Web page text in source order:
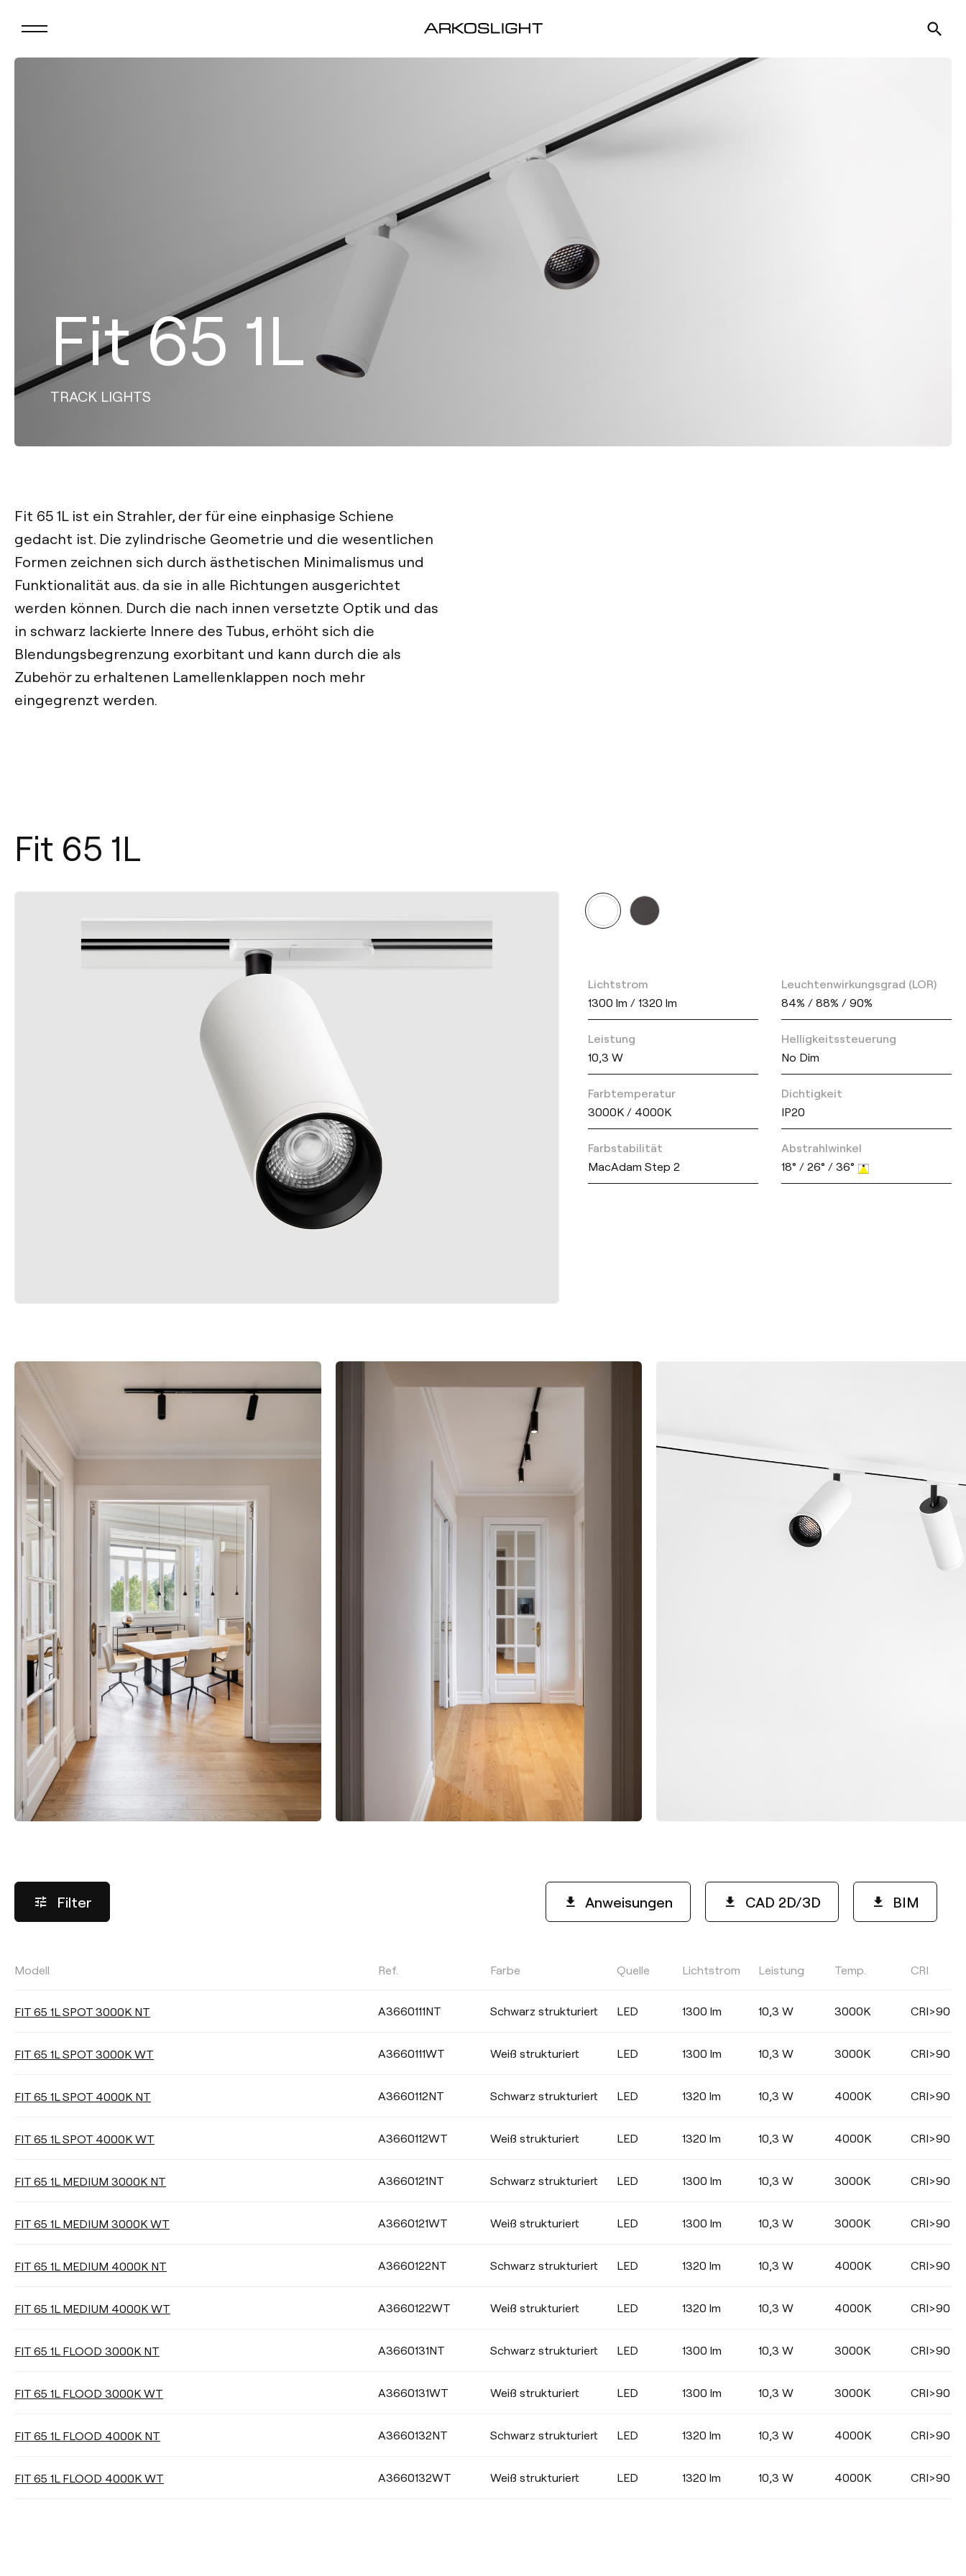
Fit 65 1L
TRACK LIGHTS
Fit 65 1L ist ein Strahler, der für eine einphasige Schiene
gedacht ist. Die zylindrische Geometrie und die wesentlichen
Formen zeichnen sich durch ästhetischen Minimalismus und
Funktionalität aus. da sie in alle Richtungen ausgerichtet
werden können. Durch die nach innen versetzte Optik und das
in schwarz lackierte Innere des Tubus, erhöht sich die
Blendungsbegrenzung exorbitant und kann durch die als
Zubehör zu erhaltenen Lamellenklappen noch mehr
eingegrenzt werden.
Fit 65 1L
Lichtstrom
1300 lm / 1320 lm
Leuchtenwirkungsgrad (LOR)
84% / 88% / 90%
Leistung
10,3 W
Helligkeitssteuerung
No Dim
Farbtemperatur
3000K / 4000K
Dichtigkeit
IP20
Farbstabilität
MacAdam Step 2
Abstrahlwinkel
18° / 26° / 36°
Filter Anweisungen CAD 2D/3D BIM
LICHTSTROM
Wählen
FARBTEMPERATUR LEUCHTENWIRKUNGSGRAD (LOR)
ABSTRAHLWINKEL
18° 26°
FARBE
Filter reinigen
Modell Ref. Farbe Quelle Lichtstrom Leistung Temp. CRI
FIT 65 1L SPOT 3000K NT A3660111NT Schwarz strukturiert LED 1300 lm 10,3 W 3000K CRI>90
FIT 65 1L SPOT 3000K WT A3660111WT Weiß strukturiert LED 1300 lm 10,3 W 3000K CRI>90
FIT 65 1L SPOT 4000K NT A3660112NT Schwarz strukturiert LED 1320 lm 10,3 W 4000K CRI>90
FIT 65 1L SPOT 4000K WT A3660112WT Weiß strukturiert LED 1320 lm 10,3 W 4000K CRI>90
FIT 65 1L MEDIUM 3000K NT A3660121NT Schwarz strukturiert LED 1300 lm 10,3 W 3000K CRI>90
FIT 65 1L MEDIUM 3000K WT A3660121WT Weiß strukturiert LED 1300 lm 10,3 W 3000K CRI>90
FIT 65 1L MEDIUM 4000K NT A3660122NT Schwarz strukturiert LED 1320 lm 10,3 W 4000K CRI>90
FIT 65 1L MEDIUM 4000K WT A3660122WT Weiß strukturiert LED 1320 lm 10,3 W 4000K CRI>90
FIT 65 1L FLOOD 3000K NT A3660131NT Schwarz strukturiert LED 1300 lm 10,3 W 3000K CRI>90
FIT 65 1L FLOOD 3000K WT A3660131WT Weiß strukturiert LED 1300 lm 10,3 W 3000K CRI>90
FIT 65 1L FLOOD 4000K NT A3660132NT Schwarz strukturiert LED 1320 lm 10,3 W 4000K CRI>90
FIT 65 1L FLOOD 4000K WT A3660132WT Weiß strukturiert LED 1320 lm 10,3 W 4000K CRI>90